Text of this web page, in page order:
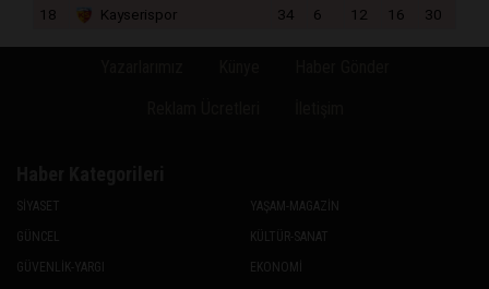
18
Kayserispor 34 6 12 16 30
SİYASET
GÜNCEL
GÜVENLİK-YARGI
YAŞAM-MAGAZİN
KÜLTÜR-SANAT
EKONOMİ